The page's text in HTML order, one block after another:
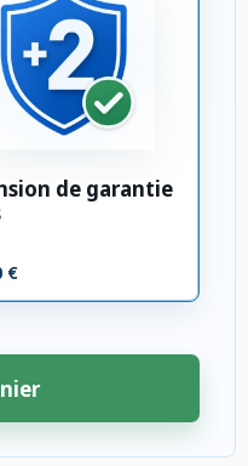
de garantie
€